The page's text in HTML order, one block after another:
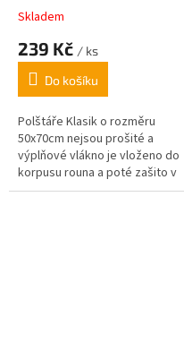
Skladem
239 Kč / ks
Do košíku
Polštáře Klasik o rozměru
50x70cm nejsou prošité a
výplňové vlákno je vloženo do
korpusu rouna a poté zašito v
povlaku.